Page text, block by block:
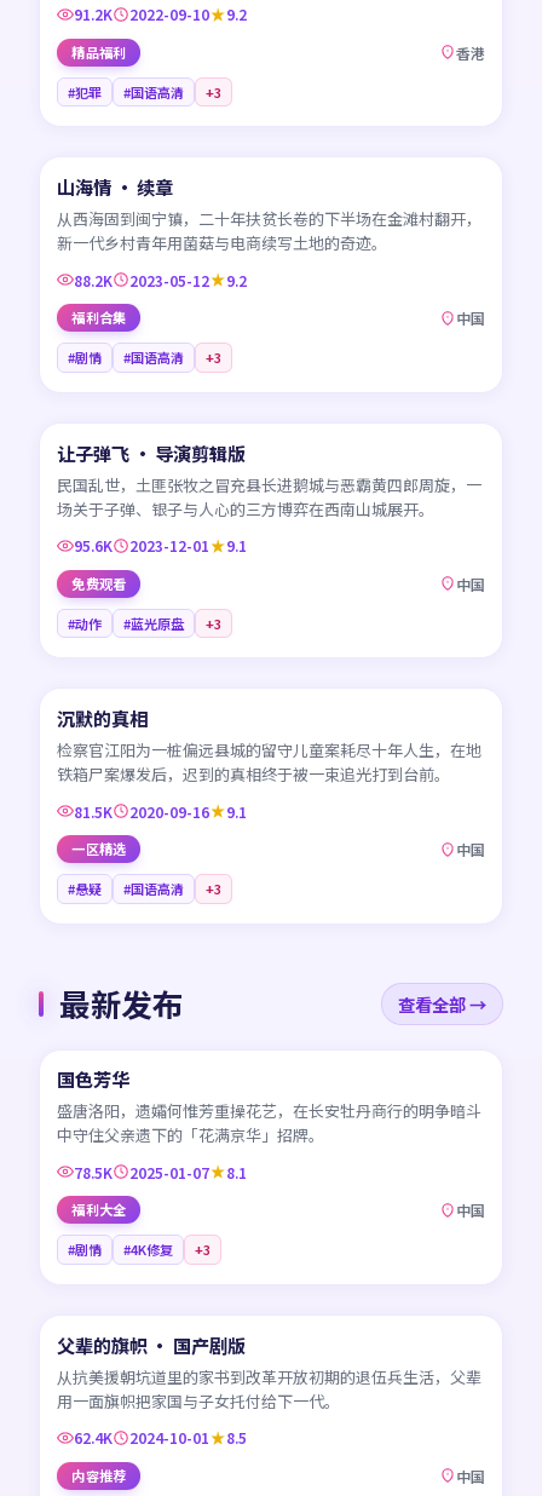
91.2K 2022-09-10 9.2
精品福利 香港
#犯罪 #国语高清 +3
CN
山海情 · 续章
从西海固到闽宁镇，二十年扶贫长卷的下半场在金滩村翻开，
新一代乡村青年用菌菇与电商续写土地的奇迹。
88.2K 2023-05-12 9.2
福利合集 中国
#剧情 #国语高清 +3
CN
让子弹飞 · 导演剪辑版
民国乱世，土匪张牧之冒充县长进鹅城与恶霸黄四郎周旋，一
场关于子弹、银子与人心的三方博弈在西南山城展开。
95.6K 2023-12-01 9.1
免费观看 中国
#动作 #蓝光原盘 +3
CN
沉默的真相
检察官江阳为一桩偏远县城的留守儿童案耗尽十年人生，在地
铁箱尸案爆发后，迟到的真相终于被一束追光打到台前。
81.5K 2020-09-16 9.1
一区精选 中国
#悬疑 #国语高清 +3
最新发布 查看全部 →
CN
45:24
国色芳华
盛唐洛阳，遗孀何惟芳重操花艺，在长安牡丹商行的明争暗斗
中守住父亲遗下的「花满京华」招牌。
78.5K 2025-01-07 8.1
福利大全 中国
#剧情 #4K修复 +3
CN
父辈的旗帜 · 国产剧版
从抗美援朝坑道里的家书到改革开放初期的退伍兵生活，父辈
用一面旗帜把家国与子女托付给下一代。
62.4K 2024-10-01 8.5
内容推荐 中国